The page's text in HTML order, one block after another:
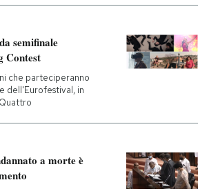
semifinale
Contest
che parteciperanno
dell'Eurofestival, in
a morte è